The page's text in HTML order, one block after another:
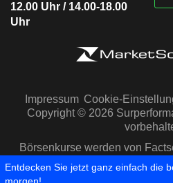
12.00 Uhr / 14.00-18.00
Uhr
Impressum Cookie-
Copyright © 2026
Börsenkurse werden von
Capital IQ zur
Entdecken Sie jetzt ganz einfach die